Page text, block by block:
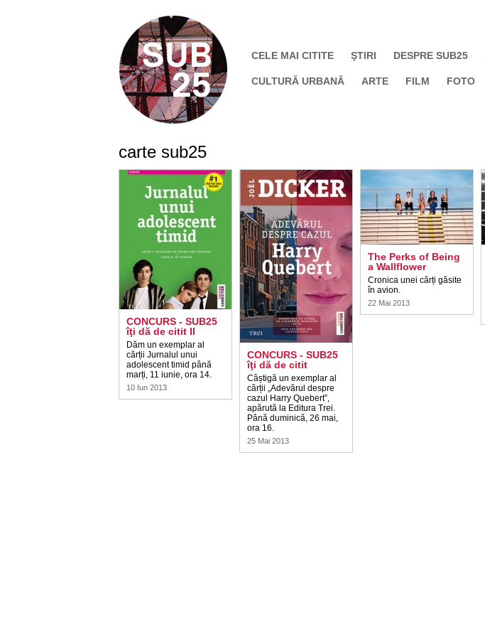
CELE MAI CITITE ŞTIRI DESPRE SUB25
CULTURĂ URBANĂ ARTE FILM FOTO
carte sub25
CONCURS - SUB25
îţi dă de citit II
Dăm un exemplar al
cărții Jurnalul unui
adolescent timid până
marți, 11 iunie, ora 14.
10 Iun 2013
CONCURS - SUB25
îţi dă de citit
Câștigă un exemplar al
cărții „Adevărul despre
cazul Harry Quebert”,
apărută la Editura Trei.
Până duminică, 26 mai,
ora 16.
25 Mai 2013
The Perks of Being
a Wallflower
Cronica unei cărți găsite
în avion.
22 Mai 2013